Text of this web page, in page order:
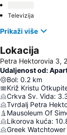
Televizija
Prikaži više
Lokacija
Petra Hektorovia 3,
Udaljenost od:
Bol: 0.2 km
Križ Kristu
Crkva Sv. Vida:
Tvrdalj Petra
Mausoleum Of
Likorova kuća:
Greek Watchtower